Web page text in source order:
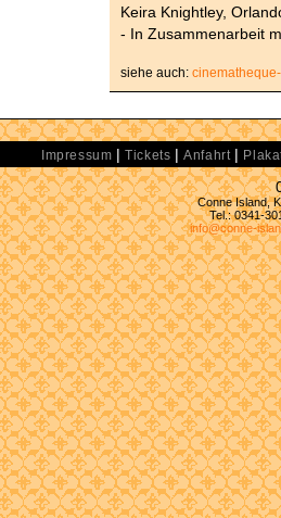
Keira Knightley,
- In Zusammenarbeit
siehe auch:
Impressum |Tickets |Anfahrt |
Conne Island,
Tel.: 0341-
info@conne-